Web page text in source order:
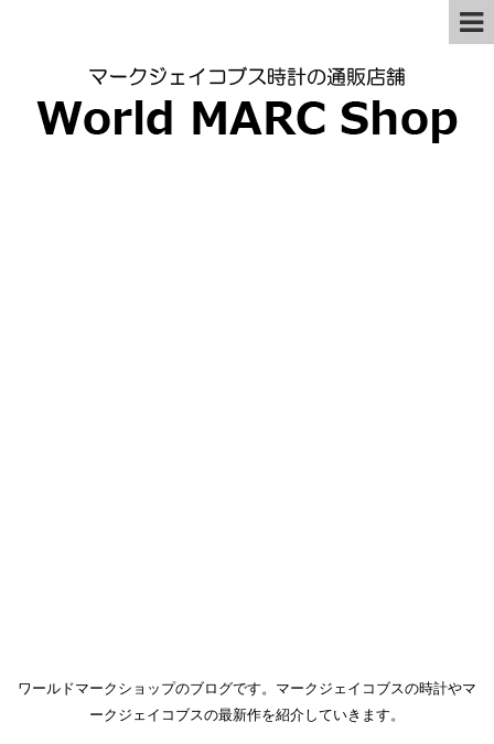
ワールドマークショップのブログです。マークジェイコブスの時計やマ
ークジェイコブスの最新作を紹介していきます。